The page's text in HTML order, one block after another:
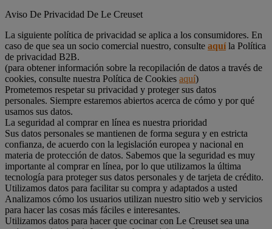
Aviso De Privacidad De Le Creuset
La siguiente política de privacidad se aplica a los consumidores. En
caso de que sea un socio comercial nuestro, consulte aquíla Política
de privacidad B2B.
(para obtener información sobre la recopilación de datos a través de
cookies, consulte nuestra Política de Cookies aquí)
Prometemos respetar su privacidad y proteger sus datos
personales. Siempre estaremos abiertos acerca de cómo y por qué
usamos sus datos.
La seguridad al comprar en línea es nuestra prioridad
Sus datos personales se mantienen de forma segura y en estricta
confianza, de acuerdo con la legislación europea y nacional en
materia de protección de datos. Sabemos que la seguridad es muy
importante al comprar en línea, por lo que utilizamos la última
tecnología para proteger sus datos personales y de tarjeta de crédito.
Utilizamos datos para facilitar su compra y adaptados a usted
Analizamos cómo los usuarios utilizan nuestro sitio web y servicios
para hacer las cosas más fáciles e interesantes.
Utilizamos datos para hacer que cocinar con Le Creuset sea una